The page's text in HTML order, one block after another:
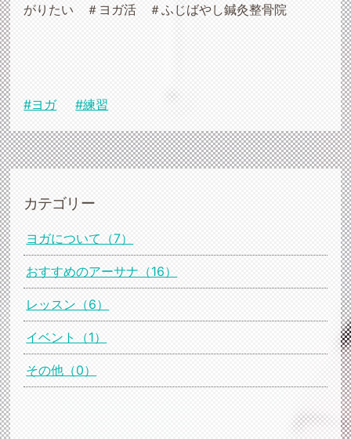
がりたい ＃ヨガ活 ＃ふじばやし鍼灸整骨院
#ヨガ #練習
カテゴリー
ヨガについて（7）
おすすめのアーサナ（16）
レッスン（6）
イベント（1）
その他（0）